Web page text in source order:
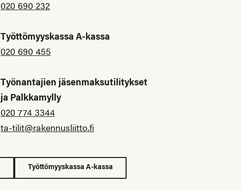
020 690 232
Työttömyyskassa A-kassa
020 690 455
Työnantajien jäsenmaksutilitykset
ja Palkkamylly
020 774 3344
ta-tilit@rakennusliitto.fi
Työttömyyskassa A-kassa